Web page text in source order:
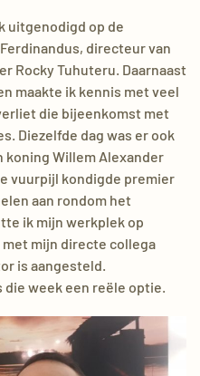
uitgenodigd op de
directeur van
Rocky Tuhuteru. Daarnaast
maakte ik kennis met veel
die bijeenkomst met
Diezelfde dag was er ook
koning Willem Alexander
vuurpijl kondigde premier
aan rondom het
ik mijn werkplek op
mijn directe collega
is aangesteld.
week een reële optie.